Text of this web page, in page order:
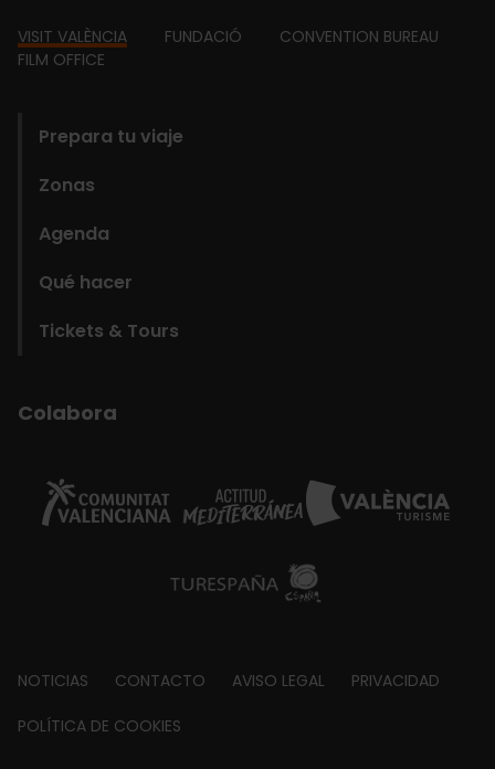
Footer
VISIT VALÈNCIA FUNDACIÓ
CONVENTION BUREAU
FILM OFFICE
Prepara tu viaje
Zonas
Agenda
Qué hacer
Tickets & Tours
Colabora
Footer
about
NOTICIAS CONTACTO AVISO LEGAL PRIVACIDAD
POLÍTICA DE COOKIES